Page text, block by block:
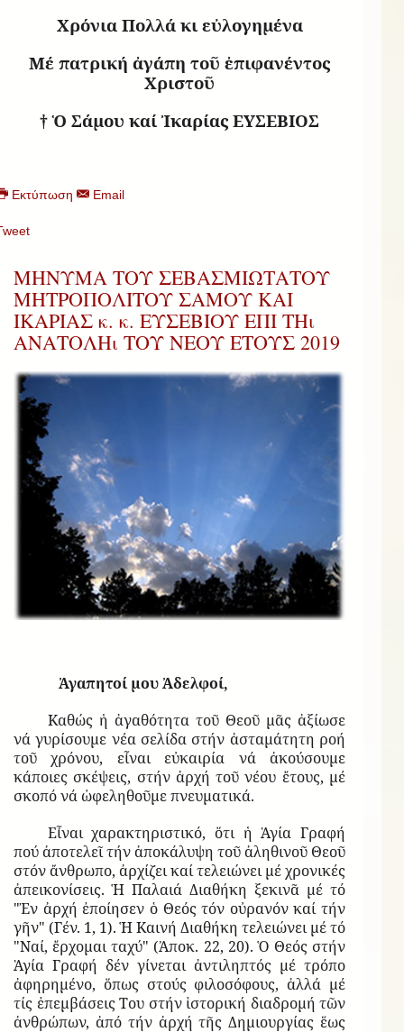
Χρόνια Πολλά κι εὐλογημένα
Μέ πατρική ἀγάπη τοῦ ἐπιφανέντος
Χριστοῦ
† Ὁ Σάμου καί Ἰκαρίας ΕΥΣΕΒΙΟΣ
Εκτύπωση Email
ΜΗΝΥΜΑ ΤΟΥ ΣΕΒΑΣΜΙΩΤΑΤΟΥ
ΜΗΤΡΟΠΟΛΙΤΟΥ ΣΑΜΟΥ ΚΑΙ
ΙΚΑΡΙΑΣ κ. κ. ΕΥΣΕΒΙΟΥ ΕΠΙ ΤΗι
ΑΝΑΤΟΛΗι ΤΟΥ ΝΕΟΥ ΕΤΟΥΣ 2019
Ἀγαπητοί μου Ἀδελφοί,
Καθώς ἡ ἀγαθότητα τοῦ Θεοῦ μᾶς ἀξίωσε
νά γυρίσουμε νέα σελίδα στήν ἀσταμάτητη ροή
τοῦ χρόνου, εἶναι εὐκαιρία νά ἀκούσουμε
κάποιες σκέψεις, στήν ἀρχή τοῦ νέου ἔτους, μέ
σκοπό νά ὠφεληθοῦμε πνευματικά.
Εἶναι χαρακτηριστικό, ὅτι ἡ Ἁγία Γραφή
πού ἀποτελεῖ τήν ἀποκάλυψη τοῦ ἀληθινοῦ Θεοῦ
στόν ἄνθρωπο, ἀρχίζει καί τελειώνει μέ χρονικές
ἀπεικονίσεις. Ἡ Παλαιά Διαθήκη ξεκινᾶ μέ τό
"Ἐν ἀρχή ἐποίησεν ὁ Θεός τόν οὐρανόν καί τήν
γῆν" (Γέν. 1, 1). Ἡ Καινή Διαθήκη τελειώνει μέ τό
"Ναί, ἔρχομαι ταχύ" (Ἀποκ. 22, 20). Ὁ Θεός στήν
Ἁγία Γραφή δέν γίνεται ἀντιληπτός μέ τρόπο
ἀφηρημένο, ὅπως στούς φιλοσόφους, ἀλλά μέ
τίς ἐπεμβάσεις Του στήν ἱστορική διαδρομή τῶν
ἀνθρώπων, ἀπό τήν ἀρχή τῆς Δημιουργίας ἕως